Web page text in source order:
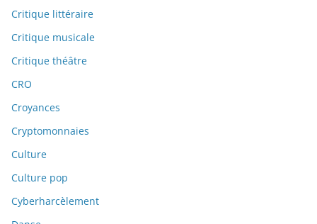
Critique littéraire
Critique musicale
Critique théâtre
CRO
Croyances
Cryptomonnaies
Culture
Culture pop
Cyberharcèlement